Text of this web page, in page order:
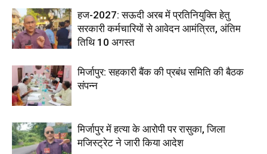
हज-2027: सऊदी अरब में प्रतिनियुक्ति हेतु
सरकारी कर्मचारियों से आवेदन आमंत्रित, अंतिम
तिथि 10 अगस्त
मिर्जापुर: सहकारी बैंक की प्रबंध समिति की बैठक
संपन्न
मिर्जापुर में हत्या के आरोपी पर रासुका, जिला
मजिस्ट्रेट ने जारी किया आदेश